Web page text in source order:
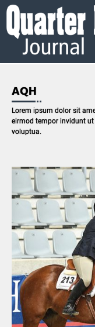
Quarter
Horse
Journal
AQH
Lorem ipsum dolor sit
eirmod tempor invidunt
voluptua.